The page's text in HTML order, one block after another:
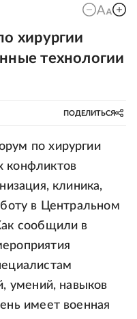
хирургии
технологии
ПОДЕЛИТЬСЯ
по хирургии
конфликтов
клиника,
в Центральном
сообщили в
умений, навыков
имеет военная